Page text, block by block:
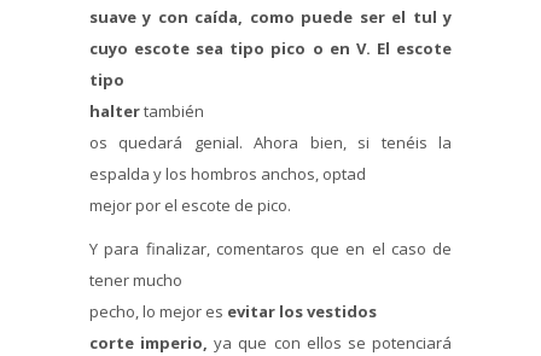
suave y con caída, como puede ser el tul y
cuyo escote sea tipo pico o en V. El escote
tipo
haltertambién
os quedará genial. Ahora bien, si tenéis la
espalda y los hombros anchos, optad
mejor por el escote de pico.
Y para finalizar, comentaros que en el caso de
tener mucho
pecho, lo mejor es evitar los vestidos
corte imperio,ya que con ellos se potenciará